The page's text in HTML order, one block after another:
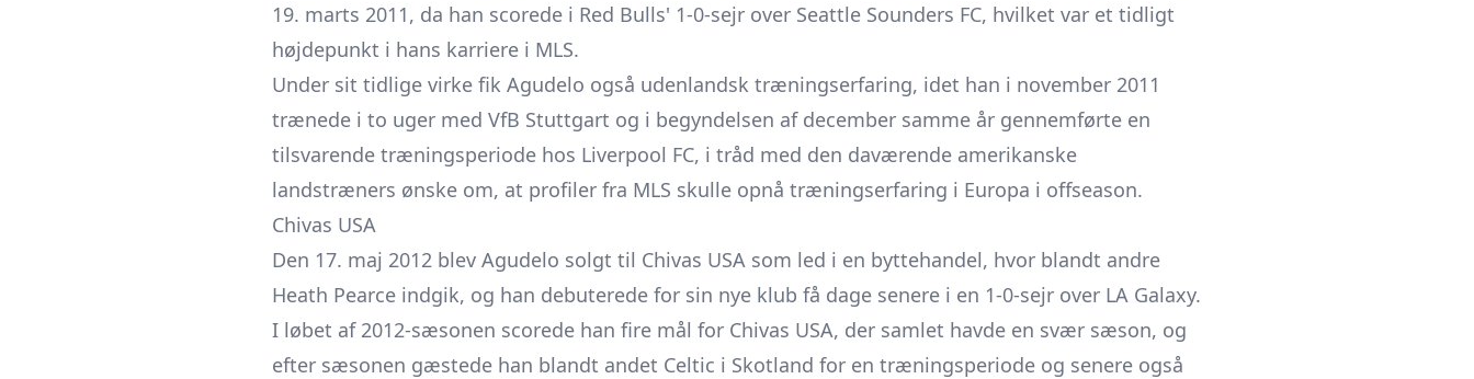
19. marts 2011, da han scorede i Red Bulls' 1-0-sejr over Seattle Sounders FC, hvilket var et tidligt
højdepunkt i hans karriere i MLS.
Under sit tidlige virke fik Agudelo også udenlandsk træningserfaring, idet han i november 2011
trænede i to uger med VfB Stuttgart og i begyndelsen af december samme år gennemførte en
tilsvarende træningsperiode hos Liverpool FC, i tråd med den daværende amerikanske
landstræners ønske om, at profiler fra MLS skulle opnå træningserfaring i Europa i offseason.
Chivas USA
Den 17. maj 2012 blev Agudelo solgt til Chivas USA som led i en byttehandel, hvor blandt andre
Heath Pearce indgik, og han debuterede for sin nye klub få dage senere i en 1-0-sejr over LA Galaxy.
I løbet af 2012-sæsonen scorede han fire mål for Chivas USA, der samlet havde en svær sæson, og
efter sæsonen gæstede han blandt andet Celtic i Skotland for en træningsperiode og senere også